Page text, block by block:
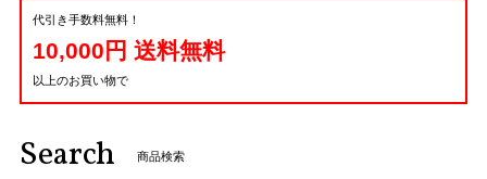
代引き手数料無料！
10,000円 送料無料
以上のお買い物で
Search 商品検索